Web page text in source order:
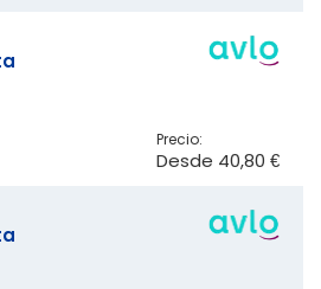
Precio:
Desde 40,80 €